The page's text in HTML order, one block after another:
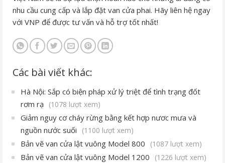
nhu cầu cung cấp và lắp đặt van cửa phai. Hãy liên hệ ngay
với VNP để được tư vấn và hỗ trợ tốt nhất!
Các bài viết khác:
Hà Nội: Sắp có biện pháp xử lý triệt để tình trạng đốt
rơm rạ
(1078 lượt xem)
Giảm nguy cơ cháy rừng bằng kết hợp nươc mưa và
nguồn nước suối
(1100 lượt xem)
Bản vẽ van cửa lật vuông Model 800 (1087 lượt xem)
Bản vẽ van cửa lật vuông Model 1200 (1226 lượt xem)